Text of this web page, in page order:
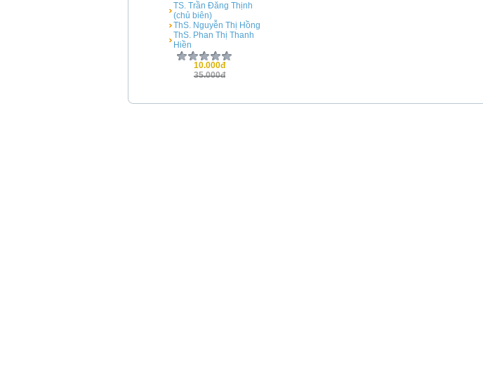
TS. Trần Đăng Thịnh
(chủ biên)
ThS. Nguyễn Thị Hồng
ThS. Phan Thị Thanh
Hiền
10.000đ
35.000đ